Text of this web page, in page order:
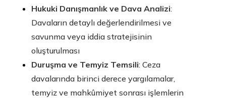
Hukuki Danışmanlık ve Dava Analizi:
Davaların detaylı değerlendirilmesi ve
savunma veya iddia stratejisinin
oluşturulması
Duruşma ve Temyiz Temsili: Ceza
davalarında birinci derece yargılamalar,
temyiz ve mahkûmiyet sonrası işlemlerin